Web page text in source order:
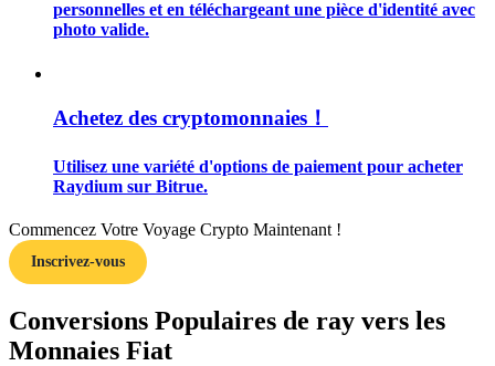
Stratégies de trading
Apprenez à rester rentable
personnelles et en téléchargeant une pièce d'identité avec
photo valide.
Achetez des cryptomonnaies！
Utilisez une variété d'options de paiement pour acheter
Raydium sur Bitrue.
Commencez Votre Voyage Crypto Maintenant !
Inscrivez-vous
Conversions Populaires de ray vers les
Monnaies Fiat